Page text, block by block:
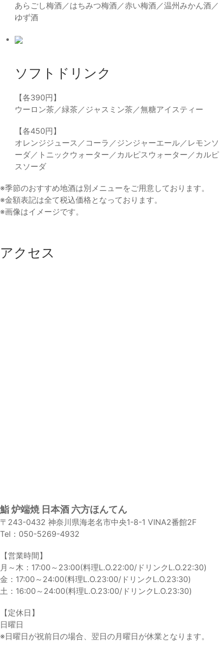
あらごし梅酒／はちみつ梅酒／赤い梅酒／温州みかん酒／
ゆず酒
ソフトドリンク
【各390円】
ウーロン茶／緑茶／ジャスミン茶／無糖アイスティー
【各450円】
オレンジジュース／コーラ／ジンジャーエール／レモンソ
ーダ／トニックウォーター／カルピスウォーター／カルピ
スソーダ
※季節のおすすめ地酒は別メニューをご用意しております。
※金額表記は全て税込価格となっております。
※画像はイメージです。
アクセス
鮨 炉端焼 日本酒 六方ほんてん
〒243-0432 神奈川県海老名市中央1-8-1 VINA2番館2F
Tel：050-5269-4932
【営業時間】
月～木：17:00～23:00(料理L.O.22:00/ドリンクL.O.22:30)
金：17:00～24:00(料理L.O.23:00/ドリンクL.O.23:30)
土：16:00～24:00(料理L.O.23:00/ドリンクL.O.23:30)
【定休日】
日曜日
※日曜日が祝前日の場合、翌日の月曜日が休業となります。